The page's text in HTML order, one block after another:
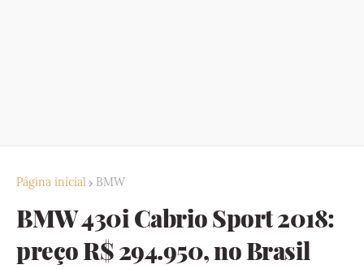
Página inicial BMW
BMW 430i Cabrio Sport 2018:
preço R$ 294.950, no Brasil